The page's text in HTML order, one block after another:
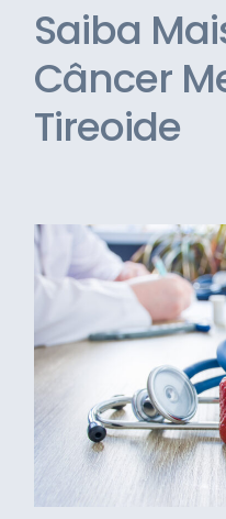
Saiba
Câncer
Tireoide